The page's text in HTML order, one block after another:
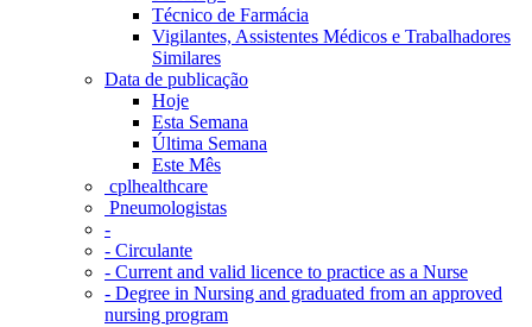
Técnico de Farmácia
Vigilantes, Assistentes Médicos e Trabalhadores
Similares
Data de publicação
Hoje
Esta Semana
Última Semana
Este Mês
‎ cplhealthcare‬
Pneumologistas
-
- Circulante
- Current and valid licence to practice as a Nurse
- Degree in Nursing and graduated from an approved
nursing program